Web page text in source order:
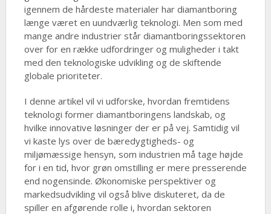
igennem de hårdeste materialer har diamantboring
længe været en uundværlig teknologi. Men som med
mange andre industrier står diamantboringssektoren
over for en række udfordringer og muligheder i takt
med den teknologiske udvikling og de skiftende
globale prioriteter.
I denne artikel vil vi udforske, hvordan fremtidens
teknologi former diamantboringens landskab, og
hvilke innovative løsninger der er på vej. Samtidig vil
vi kaste lys over de bæredygtigheds- og
miljømæssige hensyn, som industrien må tage højde
for i en tid, hvor grøn omstilling er mere presserende
end nogensinde. Økonomiske perspektiver og
markedsudvikling vil også blive diskuteret, da de
spiller en afgørende rolle i, hvordan sektoren